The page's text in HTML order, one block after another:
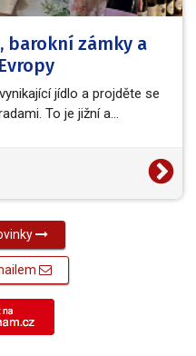
barokní zámky a
jídlo a projděte se
To je jižní a…